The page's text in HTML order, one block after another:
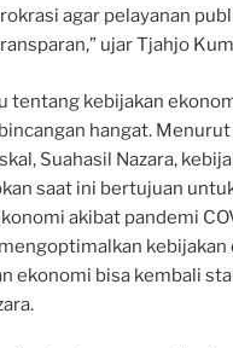
agar pelayanan
ujar Tjahjo
tentang kebijakan
hangat. Menurut
Suahasil Nazara,
saat ini bertujuan
akibat pandemi
kebijakan
ekonomi bisa kembali